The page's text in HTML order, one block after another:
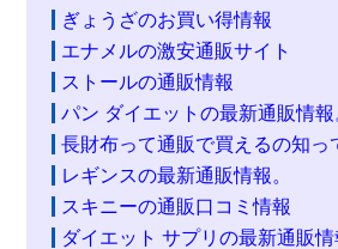
ぎょうざのお買い得情報
エナメルの激安通販サイト
ストールの通販情報
パン ダイエットの最新通販情報
長財布って通販で買えるの知っ
レギンスの最新通販情報。
スキニーの通販口コミ情報
ダイエット サプリの最新通販情